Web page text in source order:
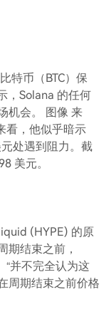
特币（BTC）保
，Solana 的任何
机会。 图像 来
看，他似乎暗示
处遇到阻力。截
美元。
(HYPE) 的原
期结束之前，
“并不完全认为这
周期结束之前价格